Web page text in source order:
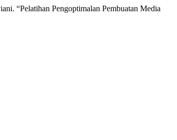
“Pelatihan Pengoptimalan Pembuatan Media